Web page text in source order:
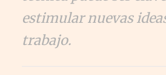
estimular nuevas
trabajo.